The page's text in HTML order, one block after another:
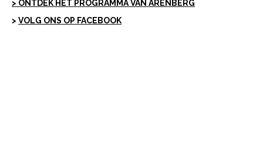
> ONTDEK HET PROGRAMMA VAN ARENBERG
> VOLG ONS OP FACEBOOK